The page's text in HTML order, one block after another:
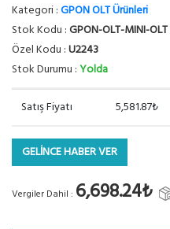
Kategori :GPON OLT Ürünleri
Stok Kodu :GPON-OLT-MINI-OLT
Özel Kodu :U2243
Stok Durumu :Yolda
Satış Fiyatı 5,581.87₺
GELİNCE HABER VER
Vergiler Dahil : 6,698.24₺